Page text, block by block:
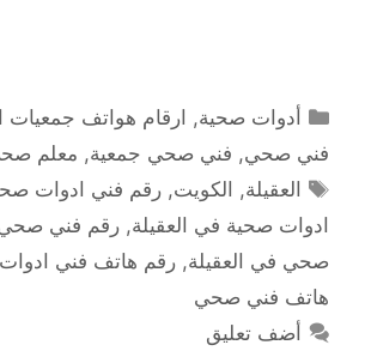
التصنيفات
أدوات صحية, ارقام هواتف جمعيات
فني صحي, فني صحي جمعية, معلم
الوسوم
العقيلة, الكويت,رقم فني ادوات
ادوات صحية في العقيلة, رقم فني
صحي في العقيلة, رقم هاتف فني
هاتف فني صحي
أضف تعليق